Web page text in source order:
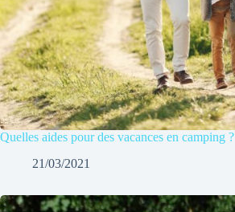
Quelles aides pour des vacances en camping ?
21/03/2021